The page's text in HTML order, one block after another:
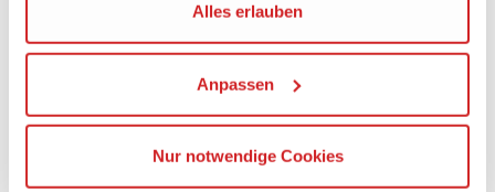
Wir verwenden den Google Tag Manager um weitere
Dienste einzubinden.
Wenn Sie auf „Alles erlauben“, klicken, werden ein Teil
Ihrer personenbezogener Daten in die USA übertragen.
Die USA ist ein Drittland, dass nicht von einem
Alles erlauben
Anpassen
Nur notwendige Cookies
Deutschland, Am Umspannwerk 5, 90518 Altdorf,
Deutschland, https://www.bachmann.co.uk,
Maßstabs- und originalgetreues Kleinmodell für
erwachsene Sammler, bzw. Bausatz eines